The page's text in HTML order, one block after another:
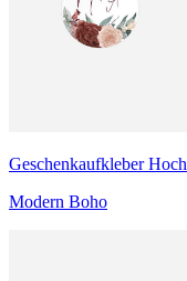
Geschenkaufkleber
Modern Boho